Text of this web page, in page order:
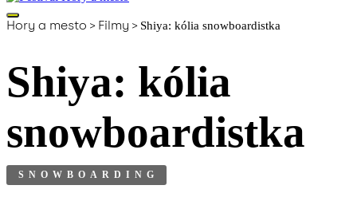
Hory a mesto > Filmy > Shiya: kólia snowboardistka
Shiya: kólia
snowboardistka
SNOWBOARDING